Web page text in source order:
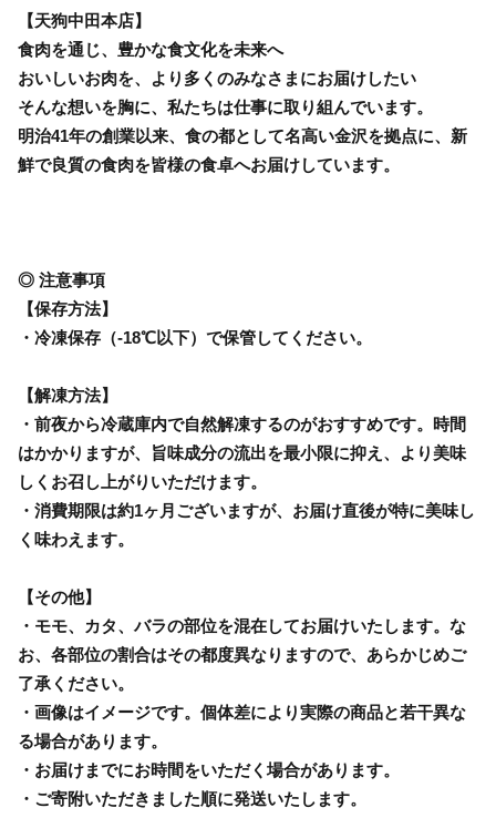
【天狗中田本店】
食肉を通じ、豊かな食文化を未来へ
おいしいお肉を、より多くのみなさまにお届けしたい
そんな想いを胸に、私たちは仕事に取り組んでいます。
明治41年の創業以来、食の都として名高い金沢を拠点に、新
鮮で良質の食肉を皆様の食卓へお届けしています。
◎ 注意事項
【保存方法】
・冷凍保存（-18℃以下）で保管してください。
【解凍方法】
・前夜から冷蔵庫内で自然解凍するのがおすすめです。時間
はかかりますが、旨味成分の流出を最小限に抑え、より美味
しくお召し上がりいただけます。
・消費期限は約1ヶ月ございますが、お届け直後が特に美味し
く味わえます。
【その他】
・モモ、カタ、バラの部位を混在してお届けいたします。な
お、各部位の割合はその都度異なりますので、あらかじめご
了承ください。
・画像はイメージです。個体差により実際の商品と若干異な
る場合があります。
・お届けまでにお時間をいただく場合があります。
・ご寄附いただきました順に発送いたします。